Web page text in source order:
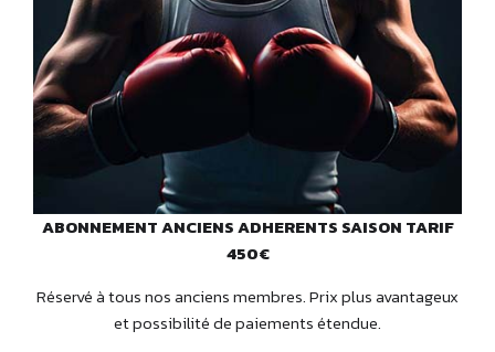
ABONNEMENT ANCIENS ADHERENTS SAISON TARIF
450€
Réservé à tous nos anciens membres. Prix plus avantageux
et possibilité de paiements étendue.